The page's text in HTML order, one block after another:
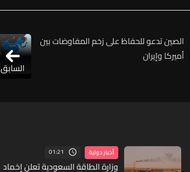
الصين تدعو للحفاظ على زخم المفاوضات بين
أميركا وإيران
السابق
أخبار دولية 01:21
وزارة الطاقة السعودية تعلن إخماد